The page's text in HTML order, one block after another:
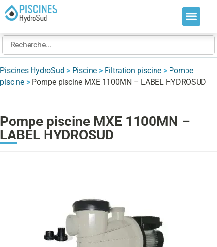
Piscines HydroSud > Piscine > Filtration piscine > Pompe
piscine > Pompe piscine MXE 1100MN – LABEL HYDROSUD
Pompe piscine MXE 1100MN –
LABEL HYDROSUD